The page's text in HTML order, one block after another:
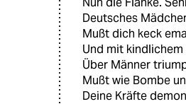
Deutsches
Mußt dich keck
Und mit
Über Männer
Mußt wie Bombe
Deine Kräfte